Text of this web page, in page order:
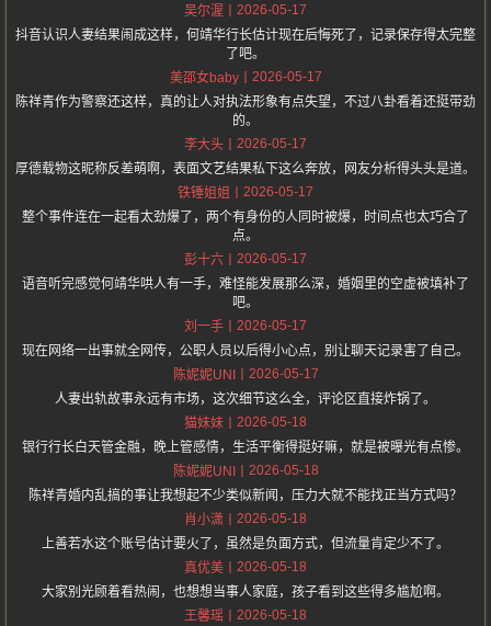
吴尔渥
2026-05-17
抖音认识人妻结果闹成这样，何靖华行长估计现在后悔死了，记录保存得太完整
了吧。
美邵女baby
2026-05-17
陈祥青作为警察还这样，真的让人对执法形象有点失望，不过八卦看着还挺带劲
的。
李大头
2026-05-17
厚德载物这昵称反差萌啊，表面文艺结果私下这么奔放，网友分析得头头是道。
铁锤姐姐
2026-05-17
整个事件连在一起看太劲爆了，两个有身份的人同时被爆，时间点也太巧合了
点。
彭十六
2026-05-17
语音听完感觉何靖华哄人有一手，难怪能发展那么深，婚姻里的空虚被填补了
吧。
刘一手
2026-05-17
现在网络一出事就全网传，公职人员以后得小心点，别让聊天记录害了自己。
陈妮妮UNI
2026-05-17
人妻出轨故事永远有市场，这次细节这么全，评论区直接炸锅了。
猫妹妹
2026-05-18
银行行长白天管金融，晚上管感情，生活平衡得挺好嘛，就是被曝光有点惨。
陈妮妮UNI
2026-05-18
陈祥青婚内乱搞的事让我想起不少类似新闻，压力大就不能找正当方式吗？
肖小潇
2026-05-18
上善若水这个账号估计要火了，虽然是负面方式，但流量肯定少不了。
真优美
2026-05-18
大家别光顾着看热闹，也想想当事人家庭，孩子看到这些得多尴尬啊。
王馨瑶
2026-05-18